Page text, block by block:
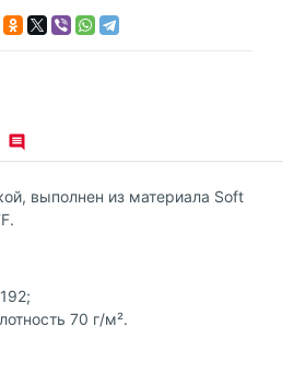
выполнен из материала Soft
70 г/м².